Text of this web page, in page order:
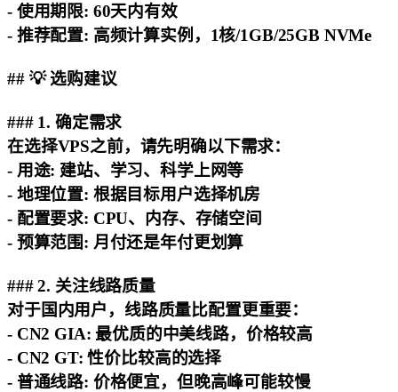
- 使用期限: 60天内有效
- 推荐配置: 高频计算实例，1核/1GB/25GB NVMe
## 💡 选购建议
### 1. 确定需求
在选择VPS之前，请先明确以下需求：
- 用途: 建站、学习、科学上网等
- 地理位置: 根据目标用户选择机房
- 配置要求: CPU、内存、存储空间
- 预算范围: 月付还是年付更划算
### 2. 关注线路质量
对于国内用户，线路质量比配置更重要：
- CN2 GIA: 最优质的中美线路，价格较高
- CN2 GT: 性价比较高的选择
- 普通线路: 价格便宜，但晚高峰可能较慢